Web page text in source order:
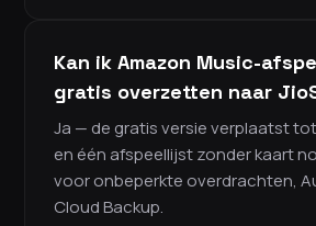
Kan ik Amazon Music-
gratis overzetten naar
Ja — de gratis versie verplaatst
en één afspeellijst zonder kaart
voor onbeperkte overdrachten,
Cloud Backup.